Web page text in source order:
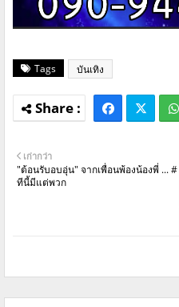
Tags บันเทิง
เก่ากว่า
"ต้อนรับอบอุ่น" จากเพื่อนพ้องน้องพี่ ... #
ทีนี้มีแต่พวก